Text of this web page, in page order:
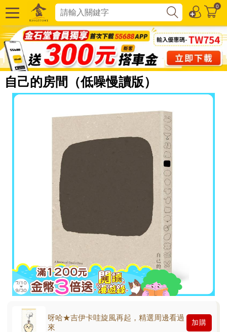
0
自己的房間（低噪慢讀版）
呀哈★吉伊卡哇旋風再起，精選周邊看過
來
加購